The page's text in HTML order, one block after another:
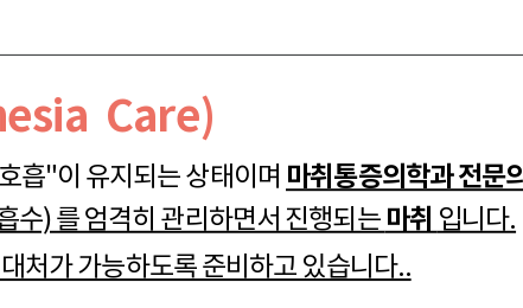
Care)
흡"이 유지되는 상태이며 마취통증의학과 전문의
수) 를 엄격히 관리하면서 진행되는 마취 입니다.
처가 가능하도록 준비하고 있습니다..